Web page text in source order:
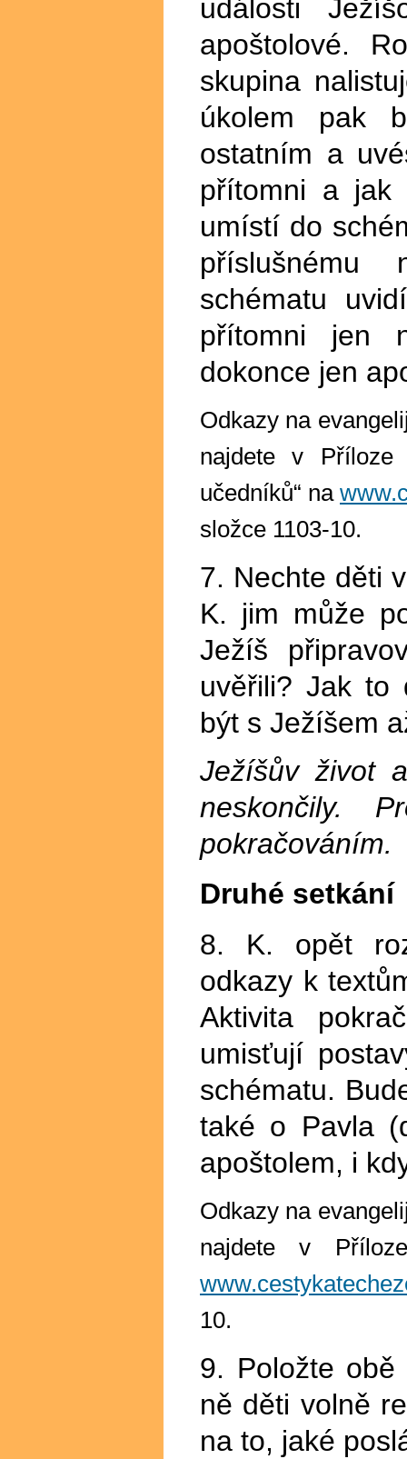
události
apoštolové.
skupina
úkolem pak
ostatním a
přítomni a
umístí do
příslušnému
schématu
přítomni jen
dokonce jen
Odkazy na
najdete v Příloze
učedníků“ na
složce 1103-10.
7. Nechte děti
K. jim může
Ježíš
uvěřili? Jak to
být s Ježíšem
Ježíšův život
neskončily.
pokračováním.
Druhé setkání
8. K. opět
odkazy k
Aktivita
umisťují
schématu.
také o Pavla
apoštolem, i
Odkazy na
najdete v
10.
9. Položte
ně děti volně
na to, jaké